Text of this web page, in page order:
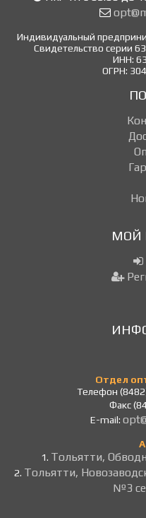
Индивидуальный
Свидетельство серии
ИНН:
ОГРН:
МОЙ
Отдел
Телефон
Факс
E-mail:
1. Тольятти,
2. Тольятти,
№3